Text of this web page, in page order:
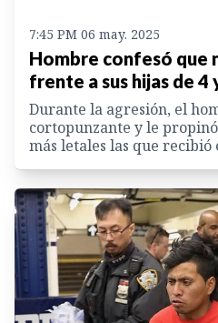
7:45 PM 06 may. 2025
Hombre confesó que
frente a sus hijas de 4
Durante la agresión, el
cortopunzante y le
más letales las que recibió